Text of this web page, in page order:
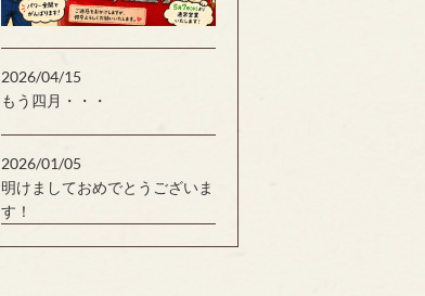
2026/04/15
もう四月・・・
2026/01/05
明けましておめでとうございま
す！